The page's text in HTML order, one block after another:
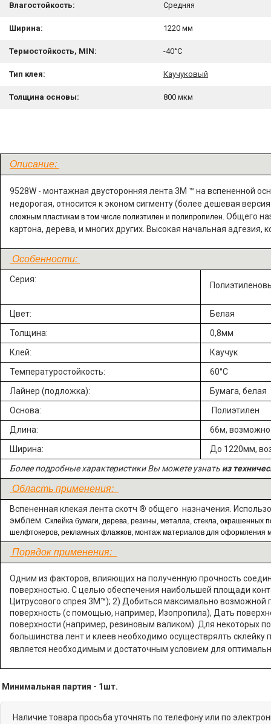
Влагостойкость: Средняя
Ширина: 1220 мм
Термостойкость, MIN: -40°C
Тип клея: Каучуковый
Толщина основы: 800 мкм
Описание:
9528W - монтажная двусторонняя лента 3M ™ на вспененной
недорогая, относится к эконом сигменту (более дешевая
сложным пластикам в том числе полиэтилен и полипропилен. Общего
картона, дерева, и многих других. Высокая начальная адгезия,
Особенности:
Серия:
Цвет:
Белая
Толщина:
0,8мм
Клей:
Каучук
Температуростойкость:
60°C
Лайнер (подложка):
Бумага, белая
Основа:
Полиэтилен
Длина:
66м,
Ширина:
До 1220мм,
Более подробные характеристики Вы можете узнать из
Область применения:
Вспененная клекая лента скотч ® общего назначения.
эмблем. Склейка бумаги, дерева, резины, металла, стекла, окрашенных
шелфтокеров, рекламных флажков, монтаж материалов для оформления
Порядок применения:
Одним из факторов, влияющих на полученную прочность
поверхностью. С целью обеспечения наибольшей площади
Цитрусового спрея 3М™); 2) Добиться максимально возможной
поверхность (с помощью, например, Изопропила), Дать
поверхности (например, резиновым валиком). Для некоторых
большинства лент и клеев необходимо осуществрялть
является необходимым и достаточным условием для
Минимальная партия - 1шт.
Наличие товара просьба уточнять по телефону или по